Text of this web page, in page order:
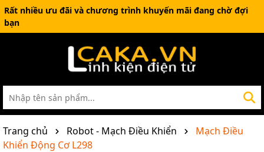
Rất nhiều ưu đãi và chương trình khuyến mãi đang chờ đợi
bạn
Trang chủ Robot - Mạch Điều Khiển
Mạch Điều
Khiển Động Cơ L298